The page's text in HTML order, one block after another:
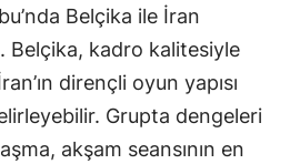
Belçika ile İran
Belçika, kadro kalitesiyle
dirençli oyun yapısı
Grupta dengeleri
akşam seansının en